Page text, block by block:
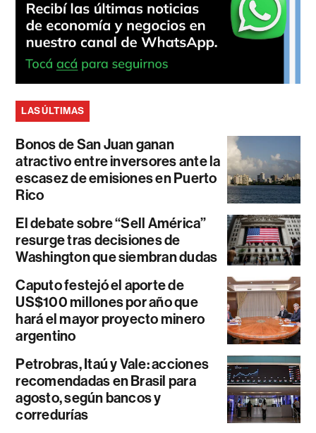
LAS ÚLTIMAS
Bonos de San Juan ganan
atractivo entre inversores ante la
escasez de emisiones en Puerto
Rico
El debate sobre “Sell América”
resurge tras decisiones de
Washington que siembran dudas
Caputo festejó el aporte de
US$100 millones por año que
hará el mayor proyecto minero
argentino
Petrobras, Itaú y Vale: acciones
recomendadas en Brasil para
agosto, según bancos y
corredurías